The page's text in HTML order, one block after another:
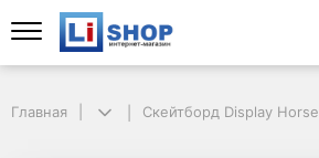
Главная Скейтборд Display Horse